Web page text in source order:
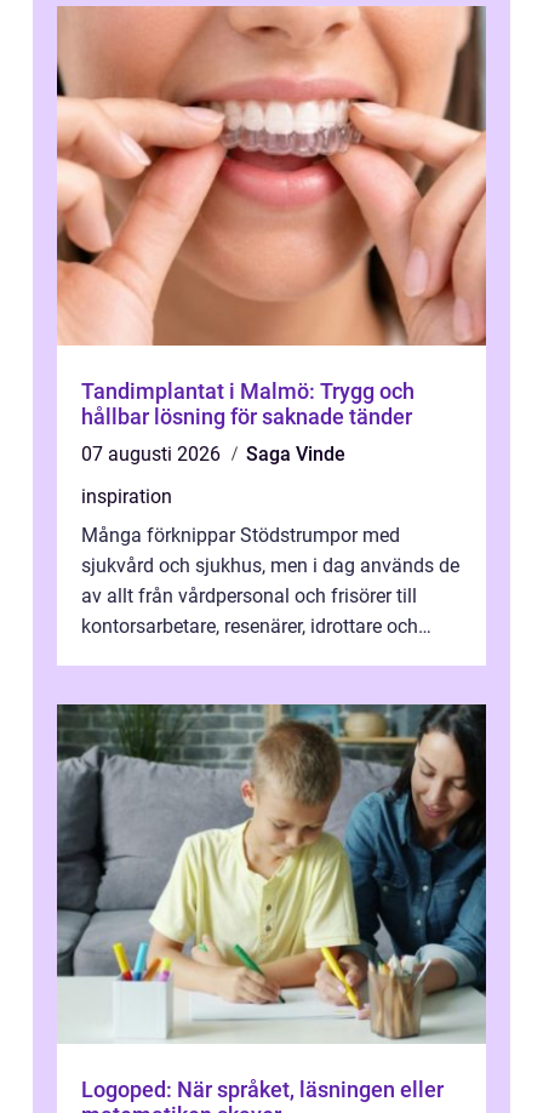
Tandimplantat i Malmö: Trygg och
hållbar lösning för saknade tänder
07 augusti 2026
Saga Vinde
inspiration
Många förknippar Stödstrumpor med
sjukvård och sjukhus, men i dag används de
av allt från vårdpersonal och frisörer till
kontorsarbetare, resenärer, idrottare och
Logoped: När språket, läsningen eller